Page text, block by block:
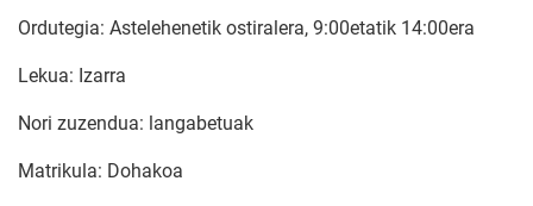
Ordutegia: Astelehenetik ostiralera, 9:00etatik 14:00era
Lekua: Izarra
Nori zuzendua: langabetuak
Matrikula: Dohakoa